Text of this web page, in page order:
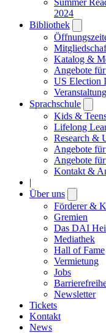
2024
Bibliothek
Katalog &
Angebote
US Election
Sprachschule
Kids &
Lifelong
Research &
Angebote
Angebote
Kontakt &
|
Über uns
submenu
Förderer &
Gremien
Das DAI
Mediathek
Hall of Fame
Vermietung
Jobs
Newsletter
Tickets
Kontakt
News